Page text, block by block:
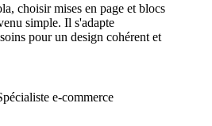
choisir mises en page et blocs
simple. Il s'adapte
pour un design cohérent et
e-commerce